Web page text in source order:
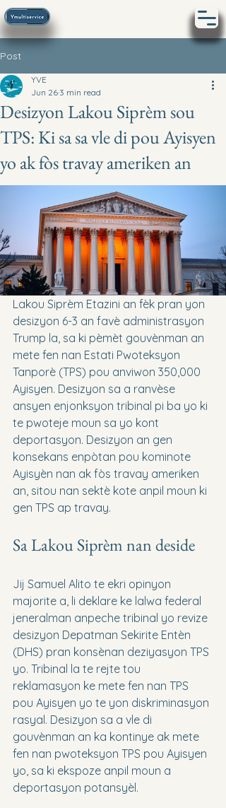
Post
Desizyon Lakou Siprèm sou
TPS: Ki sa sa vle di pou Ayisyen
yo ak fòs travay ameriken an
YVE
Jun 26 3 min read
Lakou Siprèm Etazini an fèk pran yon
desizyon 6-3 an favè administrasyon
Trump la, sa ki pèmèt gouvènman an
mete fen nan Estati Pwoteksyon
Tanporè (TPS) pou anviwon 350,000
Ayisyen. Desizyon sa a ranvèse
ansyen enjonksyon tribinal pi ba yo ki
te pwoteje moun sa yo kont
deportasyon. Desizyon an gen
konsekans enpòtan pou kominote
Ayisyèn nan ak fòs travay ameriken
an, sitou nan sektè kote anpil moun ki
gen TPS ap travay.
Sa Lakou Siprèm nan deside
Jij Samuel Alito te ekri opinyon
majorite a, li deklare ke lalwa federal
jeneralman anpeche tribinal yo revize
desizyon Depatman Sekirite Entèn
(DHS) pran konsènan deziyasyon TPS
yo. Tribinal la te rejte tou
reklamasyon ke mete fen nan TPS
pou Ayisyen yo te yon diskriminasyon
rasyal. Desizyon sa a vle di
gouvènman an ka kontinye ak mete
fen nan pwoteksyon TPS pou Ayisyen
yo, sa ki ekspoze anpil moun a
deportasyon potansyèl.